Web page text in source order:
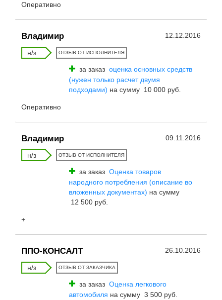
Оперативно
Владимир 12.12.2016
н/з ОТЗЫВ ОТ ИСПОЛНИТЕЛЯ
за заказ оценка основных средств
(нужен только расчет двумя
подходами) на сумму 10 000 руб.
Оперативно
Владимир 09.11.2016
н/з ОТЗЫВ ОТ ИСПОЛНИТЕЛЯ
за заказ Оценка товаров
народного потребления (описание во
вложенных документах) на сумму
12 500 руб.
+
ППО-КОНСАЛТ 26.10.2016
н/з ОТЗЫВ ОТ ЗАКАЗЧИКА
за заказ Оценка легкового
автомобиля на сумму 3 500 руб.